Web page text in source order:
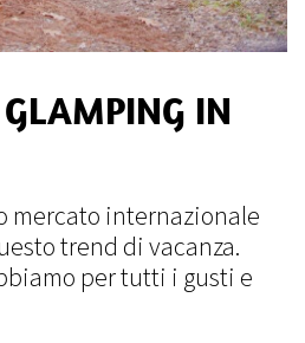
IN
mercato internazionale
trend di vacanza.
per tutti i gusti e